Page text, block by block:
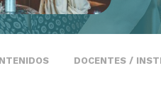
DOCENTES /